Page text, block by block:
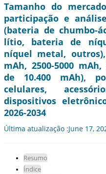
Tamanho do
participação e
(bateria de chumbo-
lítio, bateria de
níquel metal,
mAh, 2500-5000
de 10.400 mAh),
celulares,
dispositivos
2026-2034
Última atualização :June 17,
Resumo
Índice